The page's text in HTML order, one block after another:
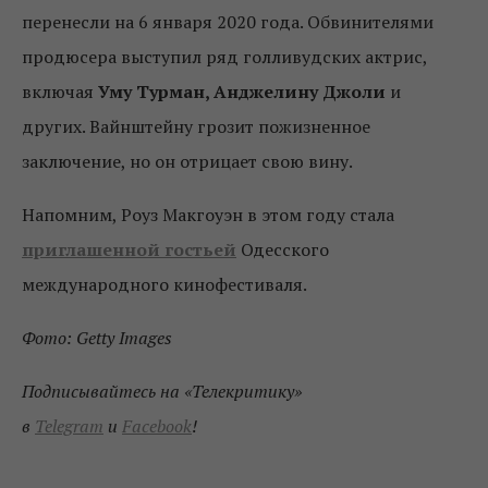
перенесли на 6 января 2020 года. Обвинителями
продюсера выступил ряд голливудских актрис,
включая Уму Турман, Анджелину Джоли и
других. Вайнштейну грозит пожизненное
заключение, но он отрицает свою вину.
Напомним, Роуз Макгоуэн в этом году стала
приглашенной гостьей Одесского
международного кинофестиваля.
Фото: Getty Images
Подписывайтесь на «Телекритику»
в Telegram и Facebook!